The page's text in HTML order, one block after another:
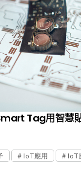
Tag用智慧
IoT應用
IoT